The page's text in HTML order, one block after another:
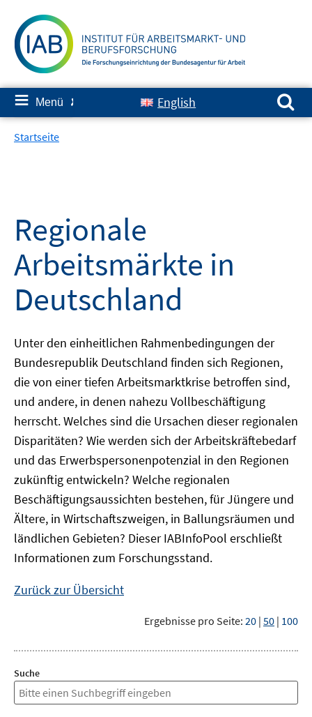
zum
Inhalt
≡ Menü ✘ English
Suchen nach:
Startseite
Regionale
Arbeitsmärkte in
Deutschland
Unter den einheitlichen Rahmenbedingungen der
Bundesrepublik Deutschland finden sich Regionen,
die von einer tiefen Arbeitsmarktkrise betroffen sind,
und andere, in denen nahezu Vollbeschäftigung
herrscht. Welches sind die Ursachen dieser regionalen
Disparitäten? Wie werden sich der Arbeitskräftebedarf
und das Erwerbspersonenpotenzial in den Regionen
zukünftig entwickeln? Welche regionalen
Beschäftigungsaussichten bestehen, für Jüngere und
Ältere, in Wirtschaftszweigen, in Ballungsräumen und
ländlichen Gebieten? DieserIABInfoPool erschließt
Informationen zum Forschungsstand.
Zurück zur Übersicht
Ergebnisse pro Seite: 20 | 50 | 100
Suche